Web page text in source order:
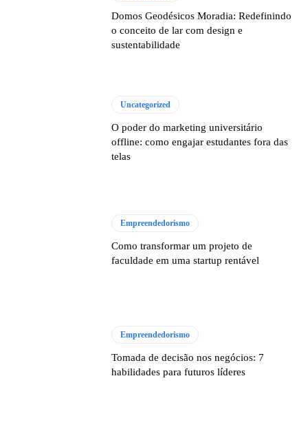
Domos Geodésicos Moradia: Redefinindo
o conceito de lar com design e
sustentabilidade
Uncategorized
O poder do marketing universitário
offline: como engajar estudantes fora das
telas
Empreendedorismo
Como transformar um projeto de
faculdade em uma startup rentável
Empreendedorismo
Tomada de decisão nos negócios: 7
habilidades para futuros líderes